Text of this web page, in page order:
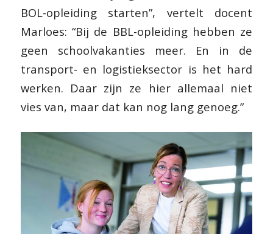
BOL-opleiding starten”, vertelt docent
Marloes: “Bij de BBL-opleiding hebben ze
geen schoolvakanties meer. En in de
transport- en logistieksector is het hard
werken. Daar zijn ze hier allemaal niet
vies van, maar dat kan nog lang genoeg.”